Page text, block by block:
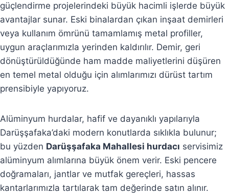
güçlendirme projelerindeki büyük hacimli işlerde büyük
avantajlar sunar. Eski binalardan çıkan inşaat demirleri
veya kullanım ömrünü tamamlamış metal profiller,
uygun araçlarımızla yerinden kaldırılır. Demir, geri
dönüştürüldüğünde ham madde maliyetlerini düşüren
en temel metal olduğu için alımlarımızı dürüst tartım
prensibiyle yapıyoruz.
Alüminyum hurdalar, hafif ve dayanıklı yapılarıyla
Darüşşafaka’daki modern konutlarda sıklıkla bulunur;
bu yüzden Darüşşafaka Mahallesi hurdacı servisimiz
alüminyum alımlarına büyük önem verir. Eski pencere
doğramaları, jantlar ve mutfak gereçleri, hassas
kantarlarımızla tartılarak tam değerinde satın alınır.